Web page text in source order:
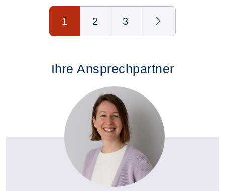
Seite 1 von 3
1 2 3
Ihre Ansprechpartner